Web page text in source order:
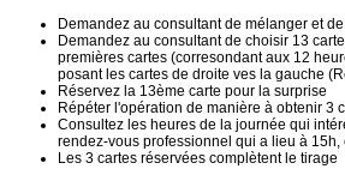
Demandez au consultant de mélanger et
Demandez au consultant de choisir 13
premières cartes (corresondant aux 12
posant les cartes de droite ves la gauche
Réservez la 13ème carte pour la surprise
Répéter l'opération de manière à obtenir 3
Consultez les heures de la journée qui
rendez-vous professionnel qui a lieu à
Les 3 cartes réservées complètent le tirage